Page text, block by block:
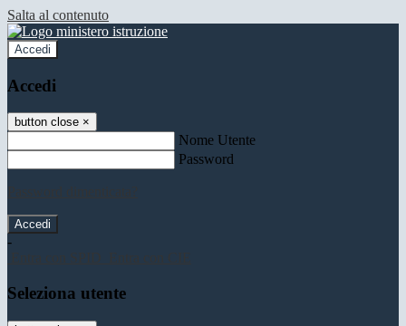
Salta al contenuto
Accedi
Accedi
button close ×
Nome Utente
Password
-
Seleziona utente